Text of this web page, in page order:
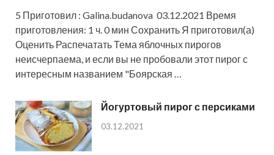
5 Приготовил : Galina.budanova 03.12.2021 Время
приготовления: 1 ч. 0 мин Сохранить Я приготовил(а)
Оценить Распечатать Тема яблочных пирогов
неисчерпаема, и если вы не пробовали этот пирог с
интересным названием "Боярская …
Йогуртовый пирог с персиками
03.12.2021